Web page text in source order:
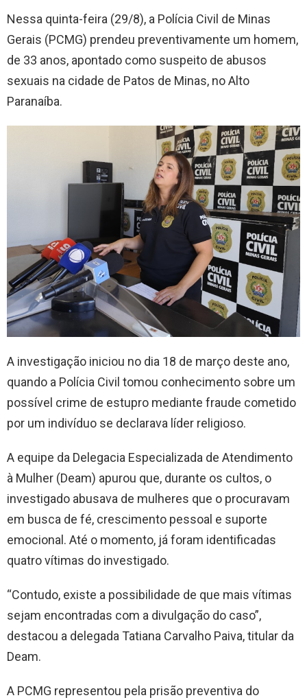
Nessa quinta-feira (29/8), a Polícia Civil de Minas
Gerais (PCMG) prendeu preventivamente um homem,
de 33 anos, apontado como suspeito de abusos
sexuais na cidade de Patos de Minas, no Alto
Paranaíba.
A investigação iniciou no dia 18 de março deste ano,
quando a Polícia Civil tomou conhecimento sobre um
possível crime de estupro mediante fraude cometido
por um indivíduo se declarava líder religioso.
A equipe da Delegacia Especializada de Atendimento
à Mulher (Deam) apurou que, durante os cultos, o
investigado abusava de mulheres que o procuravam
em busca de fé, crescimento pessoal e suporte
emocional. Até o momento, já foram identificadas
quatro vítimas do investigado.
“Contudo, existe a possibilidade de que mais vítimas
sejam encontradas com a divulgação do caso”,
destacou a delegada Tatiana Carvalho Paiva, titular da
Deam.
A PCMG representou pela prisão preventiva do